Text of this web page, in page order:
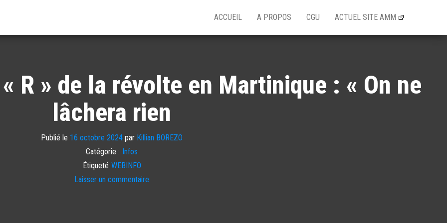
ACCUEIL A PROPOS CGU ACTUEL SITE AMM
R » de la révolte en Martinique : « On ne
lâchera rien
Publié le 16 octobre 2024 par Killian BOREZO
Catégorie : Infos
Étiqueté WEBINFO
Laisser un commentaire